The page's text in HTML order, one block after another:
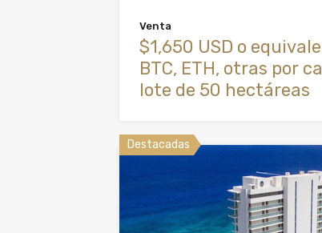
Venta
$1,650 USD o
BTC, ETH, otras por
lote de 50 hectáreas
Destacadas